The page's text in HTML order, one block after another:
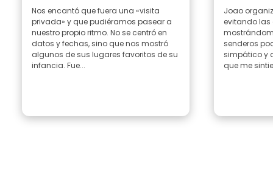
Nos encantó que fuera una «visita
privada» y que pudiéramos pasear a
nuestro propio ritmo. No se centró en
datos y fechas, sino que nos mostró
algunos de sus lugares favoritos de su
infancia. Fue...
Joao
evitando
senderos
simpático y
que me